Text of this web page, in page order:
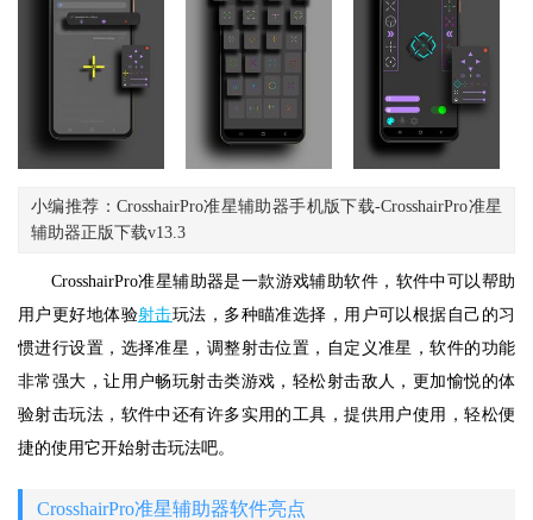
小编推荐：CrosshairPro准星辅助器手机版下载-CrosshairPro准星
辅助器正版下载v13.3
CrosshairPro准星辅助器是一款游戏辅助软件，软件中可以帮助
用户更好地体验射击玩法，多种瞄准选择，用户可以根据自己的习
惯进行设置，选择准星，调整射击位置，自定义准星，软件的功能
非常强大，让用户畅玩射击类游戏，轻松射击敌人，更加愉悦的体
验射击玩法，软件中还有许多实用的工具，提供用户使用，轻松便
捷的使用它开始射击玩法吧。
CrosshairPro准星辅助器软件亮点